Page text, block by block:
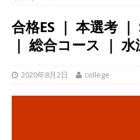
る優良企業一
[ 2026年5月
る優良企業一
合格ES ｜ 本選考
｜ 総合コース ｜
2020年8月2日 college